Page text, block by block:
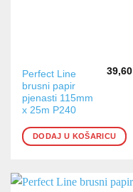
Perfect Line
brusni papir
pjenasti 115mm
x 25m P240
39,60
DODAJ U KOŠARICU